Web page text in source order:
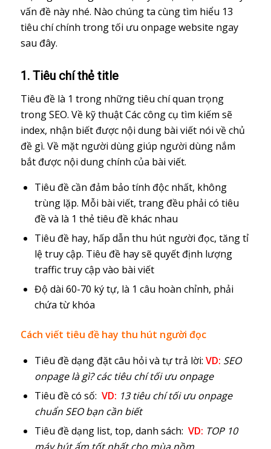
vấn đề này nhé. Nào chúng ta cùng tìm hiểu 13
tiêu chí chính trong tối ưu onpage website ngay
sau đây.
1. Tiêu chí thẻ title
Tiêu đề là 1 trong những tiêu chí quan trọng
trong SEO. Về kỹ thuật Các công cụ tìm kiếm sẽ
index, nhận biết được nội dung bài viết nói về chủ
đề gì. Về mặt người dùng giúp người dùng nắm
bắt được nội dung chính của bài viết.
Tiêu đề cần đảm bảo tính độc nhất, không
trùng lặp. Mỗi bài viết, trang đều phải có tiêu
đề và là 1 thẻ tiêu đề khác nhau
Tiêu đề hay, hấp dẫn thu hút người đọc, tăng tỉ
lệ truy cập. Tiêu đề hay sẽ quyết định lượng
traffic truy cập vào bài viết
Độ dài 60-70 ký tự, là 1 câu hoàn chỉnh, phải
chứa từ khóa
Cách viết tiêu đề hay thu hút người đọc
Tiêu đề dạng đặt câu hỏi và tự trả lời: VD: SEO
onpage là gì? các tiêu chí tối ưu onpage
Tiêu đề có số: VD: 13 tiêu chí tối ưu onpage
chuẩn SEO bạn cần biết
Tiêu đề dạng list, top, danh sách: VD: TOP 10